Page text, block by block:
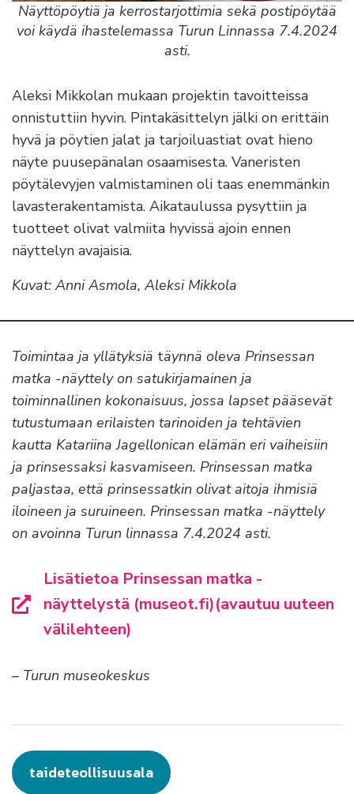
Näyttöpöytiä ja kerrostarjottimia sekä postipöytää
voi käydä ihastelemassa Turun Linnassa 7.4.2024
asti.
Aleksi Mikkolan mukaan projektin tavoitteissa
onnistuttiin hyvin. Pintakäsittelyn jälki on erittäin
hyvä ja pöytien jalat ja tarjoiluastiat ovat hieno
näyte puusepänalan osaamisesta. Vaneristen
pöytälevyjen valmistaminen oli taas enemmänkin
lavasterakentamista. Aikataulussa pysyttiin ja
tuotteet olivat valmiita hyvissä ajoin ennen
näyttelyn avajaisia.
Kuvat: Anni Asmola, Aleksi Mikkola
Toimintaa ja yllätyksiä täynnä oleva Prinsessan
matka -näyttely on satukirjamainen ja
toiminnallinen kokonaisuus, jossa lapset pääsevät
tutustumaan erilaisten tarinoiden ja tehtävien
kautta Katariina Jagellonican elämän eri vaiheisiin
ja prinsessaksi kasvamiseen. Prinsessan matka
paljastaa, että prinsessatkin olivat aitoja ihmisiä
iloineen ja suruineen. Prinsessan matka -näyttely
on avoinna Turun linnassa 7.4.2024 asti.
Lisätietoa Prinsessan matka -
näyttelystä (museot.fi)(avautuu uuteen
välilehteen)
– Turun museokeskus
taideteollisuusala